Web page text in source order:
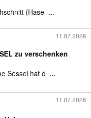
(Hase ...
11.07.2026
zu verschenken
Sessel hat d ...
11.07.2026